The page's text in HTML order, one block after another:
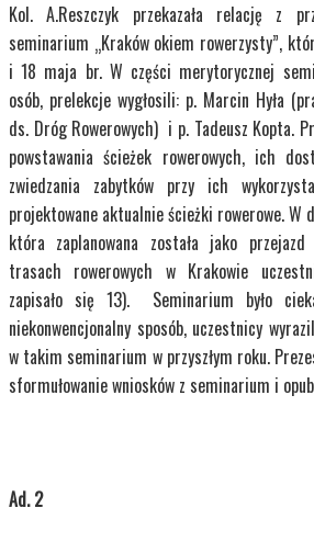
Kol. A.Reszczyk przekazała relację z
seminarium „Kraków okiem rowerzysty”,
i 18 maja br. W części merytorycznej
osób, prelekcje wygłosili: p. Marcin Hyła
ds. Dróg Rowerowych) i p. Tadeusz Kopta.
powstawania ścieżek rowerowych, ich
zwiedzania zabytków przy ich
projektowane aktualnie ścieżki rowerowe. W
która zaplanowana została jako
trasach rowerowych w Krakowie
zapisało się 13). Seminarium było
niekonwencjonalny sposób, uczestnicy
w takim seminarium w przyszłym roku.
sformułowanie wniosków z seminarium i
Ad. 2